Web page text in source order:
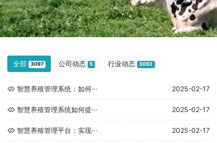
全部 3097 公司动态 5 行业动态 3092
智慧养殖管理系统：如何··· 2025-02-17
智慧养殖管理系统如何提··· 2025-02-17
智慧养殖管理平台：实现··· 2025-02-17